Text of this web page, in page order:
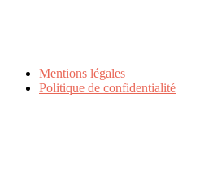
Mentions légales
Politique de confidentialité